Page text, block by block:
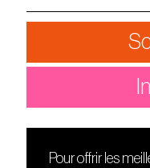
le
Pour offrir les